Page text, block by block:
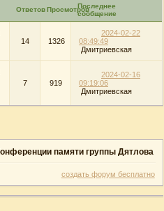
ОтветовПросмотровПоследнее
сообщение
14 1326
2024-02-22
08:49:49
Дмитриевская
7 919
2024-02-16
09:19:06
Дмитриевская
памяти группы Дятлова
создать форум бесплатно